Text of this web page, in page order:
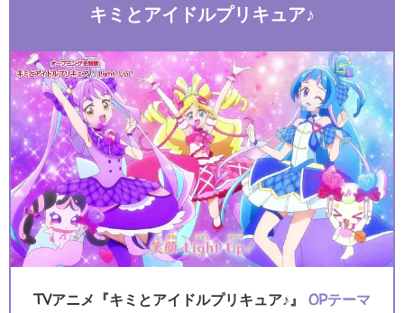
キミとアイドルプリキュア♪
TVアニメ『キミとアイドルプリキュア♪』 OPテーマ